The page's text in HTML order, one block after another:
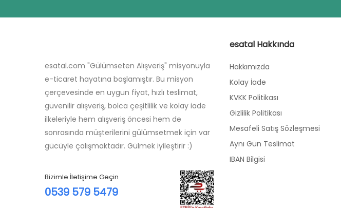
esatal.com "Gülümseten Alışveriş" misyonuyla
e-ticaret hayatına başlamıştır. Bu misyon
çerçevesinde en uygun fiyat, hızlı teslimat,
güvenilir alışveriş, bolca çeşitlilik ve kolay iade
ilkeleriyle hem alışveriş öncesi hem de
sonrasında müşterilerini gülümsetmek için var
gücüyle çalışmaktadır. Gülmek iyileştirir :)
Bizimle İletişime Geçin
0539 579 5479
esatal Hakkında
Hakkımızda
Kolay İade
KVKK Politikası
Gizlilik Politikası
Mesafeli Satış Sözleşmesi
Aynı Gün Teslimat
IBAN Bilgisi